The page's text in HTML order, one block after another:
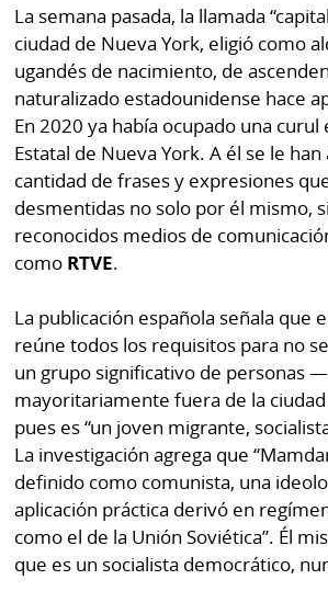
Historias
SERVICIOS
E-
Paper
Buscador
Comunicados
Catálogos
Lotería
Kiosko
digital
Luctuosas
Contenido
de
marcas
RSS
Autores
Notas
al
lector
Buenas
prácticas
La semana pasada, la llamada
ciudad de Nueva York, eligió como
ugandés de nacimiento, de
naturalizado estadounidense hace
En 2020 ya había ocupado una curul
Estatal de Nueva York. A él se le
cantidad de frases y expresiones
desmentidas no solo por él mismo,
reconocidos medios de
como RTVE.
La publicación española señala que
reúne todos los requisitos para no
un grupo significativo de personas —
mayoritariamente fuera de la
pues es “un joven migrante,
La investigación agrega que
definido como comunista, una
aplicación práctica derivó en
como el de la Unión Soviética”. Él
que es un socialista democrático,